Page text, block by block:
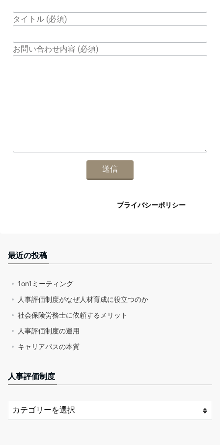
タイトル (必須)
お問い合わせ内容 (必須)
プライバシーポリシー
最近の投稿
1on1ミーティング
人事評価制度がなぜ人材育成に役立つのか
社会保険労務士に依頼するメリット
人事評価制度の運用
キャリアパスの本質
人事評価制度